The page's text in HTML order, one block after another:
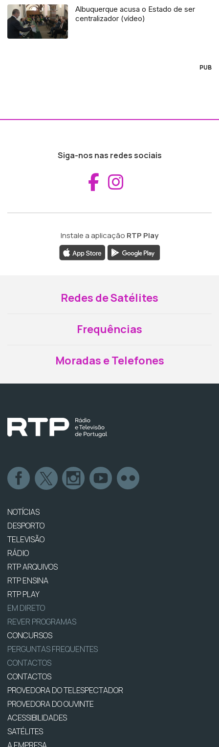
Albuquerque acusa o Estado de ser
centralizador (vídeo)
PUB
Siga-nos nas redes sociais
Aceder ao
Instale a aplicação RTP Play
Redes de Satélites
Frequências
Moradas e Telefones
NOTÍCIAS
DESPORTO
TELEVISÃO
RÁDIO
RTP ARQUIVOS
RTP ENSINA
RTP PLAY
EM DIRETO
REVER PROGRAMAS
CONCURSOS
PERGUNTAS FREQUENTES
CONTACTOS
CONTACTOS
PROVEDORA DO TELESPECTADOR
PROVEDORA DO OUVINTE
ACESSIBILIDADES
SATÉLITES